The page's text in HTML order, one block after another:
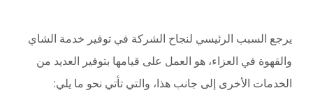
يرجع السبب الرئيسي لنجاح الشركة في توفير خدمة الشاي
والقهوة في العزاء، هو العمل على قيامها بتوفير العديد من
الخدمات الأخرى إلى جانب هذا، والتي تأتي نحو ما يلي: